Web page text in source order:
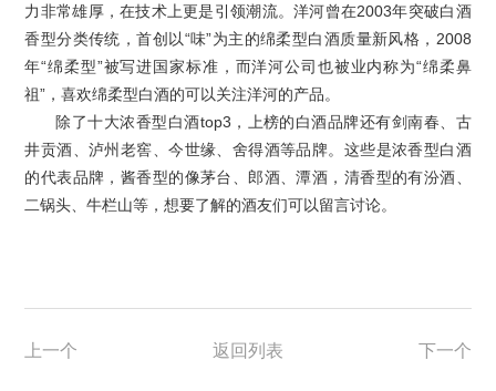
力非常雄厚，在技术上更是引领潮流。洋河曾在2003年突破白酒
香型分类传统，首创以“味”为主的绵柔型白酒质量新风格，2008
年“绵柔型”被写进国家标准，而洋河公司也被业内称为“绵柔鼻
祖”，喜欢绵柔型白酒的可以关注洋河的产品。
除了十大浓香型白酒top3，上榜的白酒品牌还有剑南春、古
井贡酒、泸州老窖、今世缘、舍得酒等品牌。这些是浓香型白酒
的代表品牌，酱香型的像茅台、郎酒、潭酒，清香型的有汾酒、
二锅头、牛栏山等，想要了解的酒友们可以留言讨论。
上一个 返回列表 下一个